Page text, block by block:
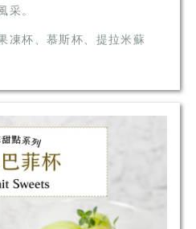
采。
凍杯、慕斯杯、提拉米蘇